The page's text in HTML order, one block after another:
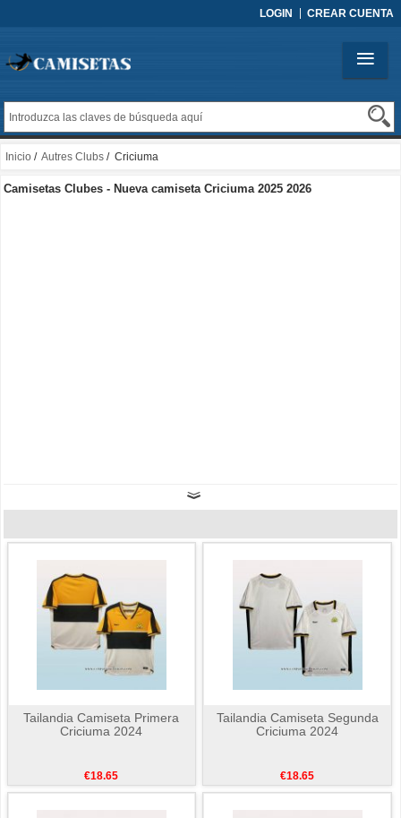
LOGIN CREAR CUENTA
Inicio / Autres Clubs / Criciuma
Camisetas Clubes - Nueva camiseta Criciuma 2025 2026
Tailandia Camiseta Primera
Criciuma 2024
€18.65
Tailandia Camiseta Segunda
Criciuma 2024
€18.65